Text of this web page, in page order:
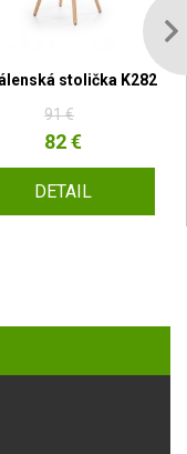
stolička K282
91 €
82 €
DETAIL